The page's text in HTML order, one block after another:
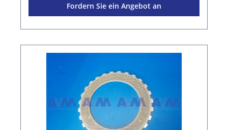
Fordern Sie ein Angebot an